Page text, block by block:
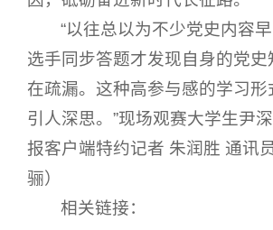
“以往总以为不少党史内容
选手同步答题才发现自身的党史
在疏漏。这种高参与感的学习形
引人深思。”现场观赛大学生尹
报客户端特约记者 朱润胜 通讯
骊）
相关链接：